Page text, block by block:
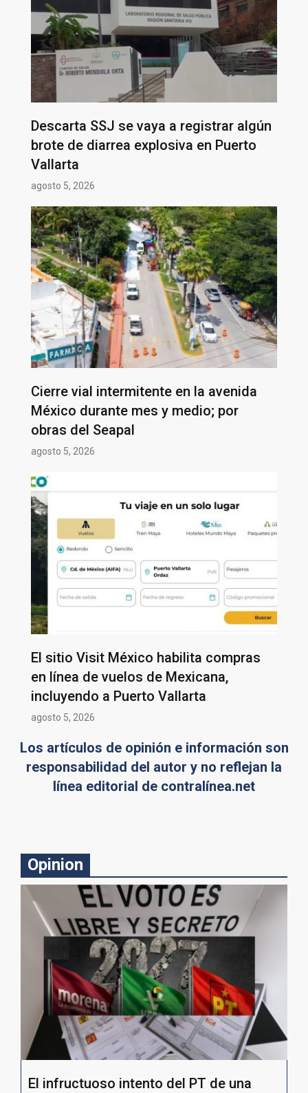
Descarta SSJ se vaya a registrar algún
brote de diarrea explosiva en Puerto
Vallarta
agosto 5, 2026
Cierre vial intermitente en la avenida
México durante mes y medio; por
obras del Seapal
agosto 5, 2026
El sitio Visit México habilita compras
en línea de vuelos de Mexicana,
incluyendo a Puerto Vallarta
agosto 5, 2026
Los artículos de opinión e información son
responsabilidad del autor y no reflejan la
línea editorial de contralínea.net
Opinion
El infructuoso intento del PT de una